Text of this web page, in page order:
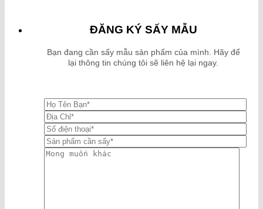
ĐĂNG KÝ SẤY MẪU
Bạn đang cần sấy mẫu sản phẩm của mình. Hãy để
lại thông tin chúng tôi sẽ liên hệ lại ngay.